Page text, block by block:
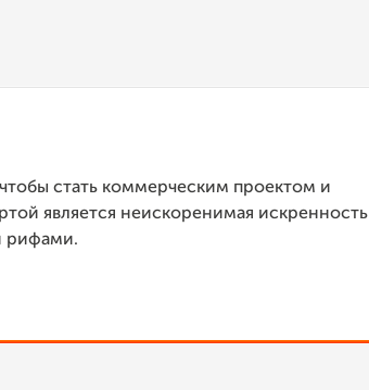
стать коммерческим проектом и
является неискоренимая искренность
рифами.